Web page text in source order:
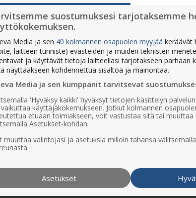
tulevaisuudessa Kalevan verkkosivujen
Blogirinki Media Oy:stä.
yhteisö ja sisältömarkkinointia
suostumuksesi tarjotaksemme
Media ja sen 40 kolmannen osapuolen myyjää keräävät
laitteen tunniste) evästeiden ja muiden teknisten
ja käyttävät tietoja laitteellasi tarjotakseen parhaan
näyttääkseen kohdennettua sisältöä ja mainontaa.
Media ja sen kumppanit tarvitsevat
'Hyväksy kaikki' hyväksyt tietojen käsittelyn
käyttäjäkokemukseen. Jotkut kolmannen
etuaan toimiakseen, voit vastustaa sitä tai muuttaa
Asetukset-kohdan.
muuttaa valintojasi ja asetuksia milloin tahansa
Asetukset